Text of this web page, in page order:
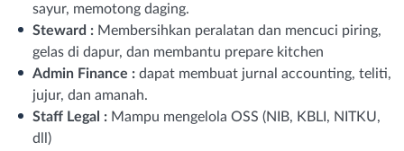
sayur, memotong daging.
Steward : Membersihkan peralatan dan mencuci piring,
gelas di dapur, dan membantu prepare kitchen
Admin Finance : dapat membuat jurnal accounting, teliti,
jujur, dan amanah.
Staff Legal : Mampu mengelola OSS (NIB, KBLI, NITKU,
dll)